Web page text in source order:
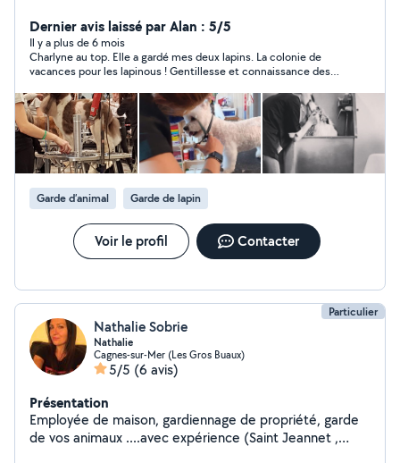
gardiennage pour animaux si besoin avec diplôme aussi
à l'appuie. Je suis photographe pour les personnes
souhaitant des clichés de leurs animaux, le tarifs et à
discuter
Dernier avis laissé par Alan : 5/5
Il y a plus de 6 mois
Charlyne au top. Elle a gardé mes deux lapins. La colonie de
vacances pour les lapinous ! Gentillesse et connaissance des
Garde d’animal Garde de lapin
Voir le profil Contacter
Particulier
Nathalie Sobrie
Nathalie
Cagnes-sur-Mer (Les Gros Buaux)
5/5 (6 avis)
Présentation
Employée de maison, gardiennage de propriété, garde
de vos animaux ....avec expérience (Saint Jeannet ,